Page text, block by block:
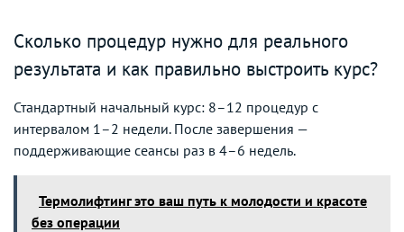
Сколько процедур нужно для реального
результата и как правильно выстроить курс?
Стандартный начальный курс: 8–12 процедур с
интервалом 1–2 недели. После завершения —
поддерживающие сеансы раз в 4–6 недель.
Термолифтинг это ваш путь к молодости и красоте
без операции